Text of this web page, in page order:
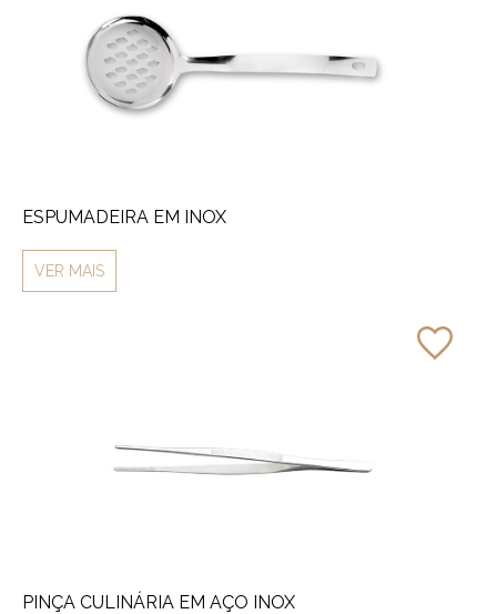
ESPUMADEIRA EM INOX
VER MAIS
PINÇA CULINÁRIA EM AÇO INOX